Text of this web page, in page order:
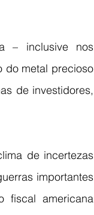
– inclusive nos
do metal precioso
de investidores,
de incertezas
importantes
americana